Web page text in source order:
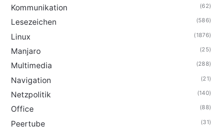
Kommunikation (62)
Lesezeichen (586)
Linux (1876)
Manjaro (25)
Multimedia (288)
Navigation (21)
Netzpolitik (140)
Office (88)
Peertube (31)